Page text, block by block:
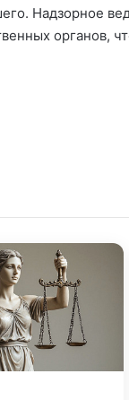
Надзорное
органов,